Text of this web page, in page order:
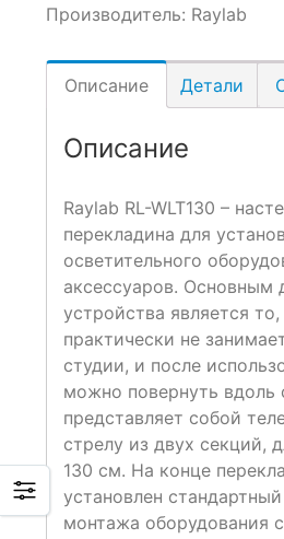
Производитель: Raylab
Описание Детали
Описание
Raylab RL-WLT130 –
перекладина для
осветительного
аксессуаров. Основным
устройства является
практически не
студии, и после
можно повернуть вдоль
представляет собой
стрелу из двух секций,
130 см. На конце
установлен
монтажа оборудования